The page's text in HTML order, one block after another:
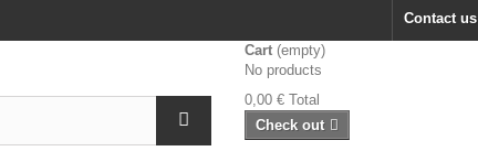
Contact us
Cart (empty)
No products
0,00 € Total
Check out